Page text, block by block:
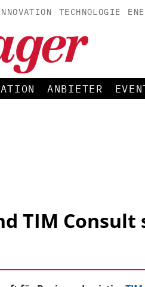
TECHNOLOGIE
ANBIETER
TIM Consult